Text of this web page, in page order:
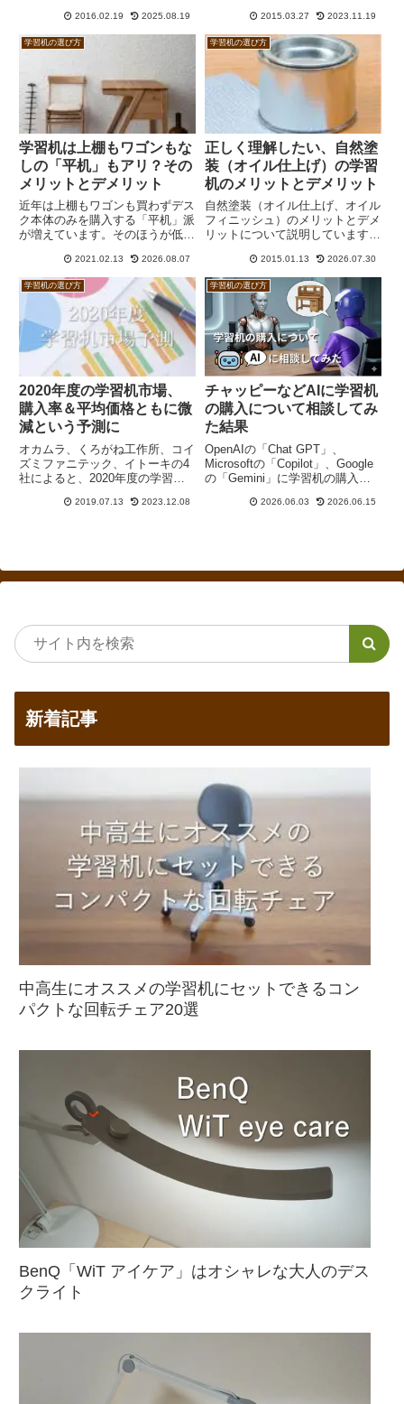
ップを減らす傾向にあるためで
す。しかし、私はリビング学習に
シンプルな学習机をオススメした
2016.02.19 2025.08.19
ル塗装は意味がないとまでは言い
ませんが、合板を使うことなく学
習机を作ることが難しい現状、そ
こはあまり気にしても仕方がない
と思います。
2015.03.27 2023.11.19
学習机の選び方
学習机は上棚もワゴンもな
しの「平机」もアリ？その
メリットとデメリット
近年は上棚もワゴンも買わずデス
ク本体のみを購入する「平机」派
が増えています。そのほうが低予
るなどメリットも多いからでしょ
う。半面、収納量が足りなくな
る、必要に応じて買い足すことが
できるかどうか不透明などのデメ
リットもあります。
2021.02.13 2026.08.07
学習机の選び方
正しく理解したい、自然塗
装（オイル仕上げ）の学習
机のメリットとデメリット
自然塗装（オイル仕上げ、オイル
フィニッシュ）のメリットとデメ
リットについて説明しています。
ので木に直接触れられる、有害物
質（ホルムアルデヒド）を含まな
い、なんちゃって自然塗装ならコ
ストが安いなどのメリットがあり
ます。一方で、キズや汚れが付き
やすい、メンテナンスが面倒とい
うデメリットもあります。
2015.01.13 2026.07.30
学習机の選び方
2020年度の学習机市場、
購入率＆平均価格ともに微
減という予測に
オカムラ、くろがね工作所、コイ
ズミファニテック、イトーキの4
社によると、2020年度の学習机
ともに2019年度比で微減という
2019.07.13 2023.12.08
学習机の選び方
チャッピーなどAIに学習机
の購入について相談してみ
た結果
OpenAIの「Chat GPT」、
Microsoftの「Copilot」、Google
の「Gemini」に学習机の購入に
プロの目で検証してみました。現
2026.06.03 2026.06.15
新着記事
中高生にオススメの学習机にセットできるコン
パクトな回転チェア20選
BenQ「WiT アイケア」はオシャレな大人のデス
クライト